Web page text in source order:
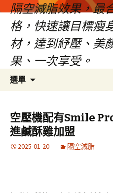
隔空減脂效果，最
格，快速讓目標瘦
材，達到紓壓、美
果、一次享受。
選單
容
空壓機配有Smile
進鹹酥雞加盟
2025-01-20 隔空減脂